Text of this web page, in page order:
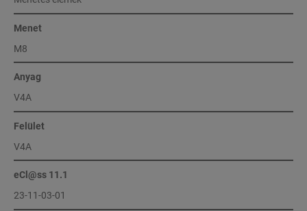
Menet
M8
Anyag
V4A
Felület
V4A
eCl@ss 11.1
23-11-03-01